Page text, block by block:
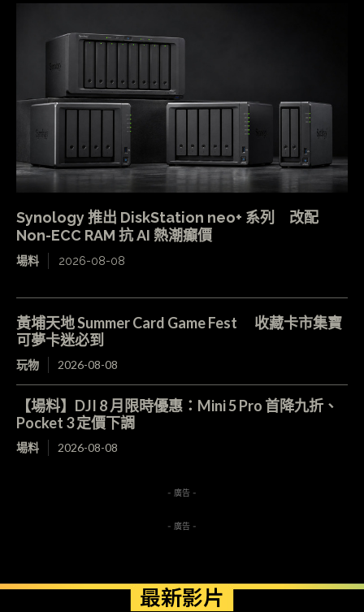
Synology 推出 DiskStation neo+ 系列 改配
Non-ECC RAM 抗 AI 熱潮癲價
場料 2026-08-08
黃埔天地 Summer Card Game Fest 收藏卡市集寶
可夢卡迷必到
玩物 2026-08-08
【場料】DJI 8 月限時優惠：Mini 5 Pro 首降九折、
Pocket 3 定價下調
場料 2026-08-08
- 廣告 -
- 廣告 -
最新影片